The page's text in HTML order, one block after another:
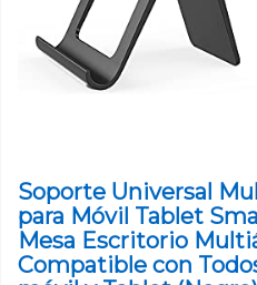
Soporte Universal
para Móvil Tablet
Mesa Escritorio
Compatible con